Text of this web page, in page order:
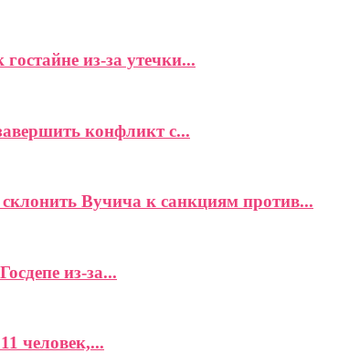
из-за утечки...
конфликт с...
Вучича к санкциям против...
из-за...
человек,...